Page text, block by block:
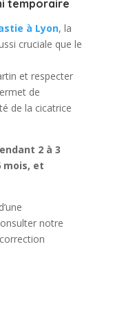
temporaire
à Lyon, la
cruciale que le
et respecter
de
de la cicatrice
2 à 3
mois, et
notre